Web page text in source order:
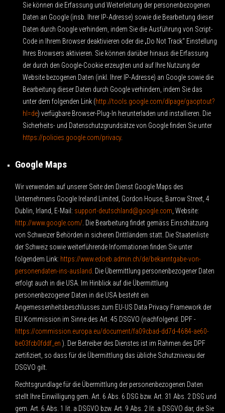
Sie können die Erfassung und Weiterleitung der personenbezogenen
Daten an Google (insb. Ihrer IP-Adresse) sowie die Bearbeitung dieser
Daten durch Google verhindern, indem Sie die Ausführung von Script-
Code in Ihrem Browser deaktivieren oder die „Do Not Track“ Einstellung
Ihres Browsers aktivieren. Sie können darüber hinaus die Erfassung
der durch den Google-Cookie erzeugten und auf Ihre Nutzung der
Website bezogenen Daten (inkl. Ihrer IP-Adresse) an Google sowie die
Bearbeitung dieser Daten durch Google verhindern, indem Sie das
unter dem folgenden Link (http://tools.google.com/dlpage/gaoptout?
hl=de) verfügbare Browser-Plug-In herunterladen und installieren. Die
Sicherheits- und Datenschutzgrundsätze von Google finden Sie unter
https://policies.google.com/privacy.
Google Maps
Wir verwenden auf unserer Seite den Dienst Google Maps des
Unternehmens Google Ireland Limited, Gordon House, Barrow Street, 4
Dublin, Irland, E-Mail: support-deutschland@google.com , Website:
http://www.google.com/ Die Bearbeitung findet gemäss Einschätzung
von Schweizer Behörden in sicheren Drittländern statt. Die Staatenliste
der Schweiz sowie weiterführende Informationen finden Sie unter
folgendem Link: https://www.edoeb.admin.ch/de/bekanntgabe-von-
personendaten-ins-ausland Die Übermittlung personenbezogener Daten
erfolgt auch in die USA. Im Hinblick auf die Übermittlung
personenbezogener Daten in die USA besteht ein
Angemessenheitsbeschlusses zum EU-US Data Privacy Framework der
EU Kommission im Sinne des Art. 45 DSGVO (nachfolgend: DPF -
https://commission.europa.eu/document/fa09cbad-dd7d-4684-ae60-
be03fcb0fddf_en ). Der Betreiber des Dienstes ist im Rahmen des DPF
zertifiziert, so dass für die Übermittlung das übliche Schutzniveau der
DSGVO gilt.
Rechtsgrundlage für die Übermittlung der personenbezogenen Daten
stellt Ihre Einwilligung gem. Art. 6 Abs. 6 DSG bzw. Art. 31 Abs. 2 DSG und
gem. Art. 6 Abs. 1 lit. a DSGVO bzw. Art. 9 Abs. 2 lit. a DSGVO dar, die Sie